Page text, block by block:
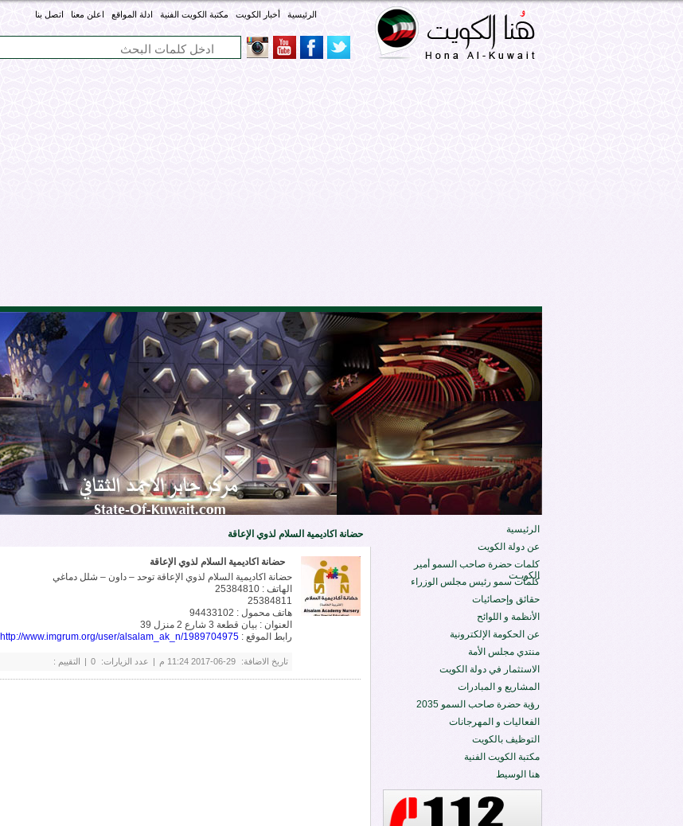
الرئيسية أخبار الكويت مكتبة الكويت الفنية ادلة المواقع اعلن معنا اتصل بنا
الرئيسية
عن دولة الكويت
كلمات حضرة صاحب السمو أمير
الكويـت
كلمات سمو رئيس مجلس الوزراء
حقائق وإحصائيات
الأنظمة و اللوائح
عن الحكومة الإلكترونية
منتدي مجلس الأمة
الاستثمار في دولة الكويت
المشاريع و المبادرات
رؤية حضرة صاحب السمو 2035
الفعاليات و المهرجانات
التوظيف بالكويت
مكتبة الكويت الفنية
هنا الوسيط
حضانة اكاديمية السلام لذوي الإعاقة
حضانة اكاديمية السلام لذوي الإعاقة
حضانة اكاديمية السلام لذوي الإعاقة توحد – داون – شلل دماغي
الهاتف : 25384810
25384811
هاتف محمول : 94433102
العنوان : بيان قطعة 3 شارع 2 منزل 39
رابط الموقع : http://www.imgrum.org/user/alsalam_ak_n/1989704975
تاريخ الاضافة: 29-06-2017 11:24 م | عدد الزيارات: 0
| التقييم :